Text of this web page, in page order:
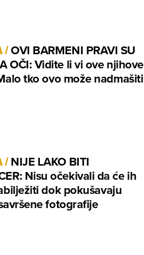
/OVI BARMENI PRAVI SU
OČI: Vidite li vi ove njihove
tko ovo može nadmašiti
/NIJE LAKO BITI
Nisu očekivali da će ih
dok pokušavaju
fotografije